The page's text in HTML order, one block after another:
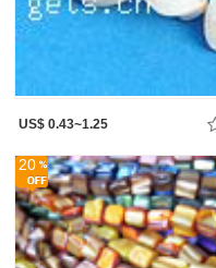
US$ 0.43~1.25
20